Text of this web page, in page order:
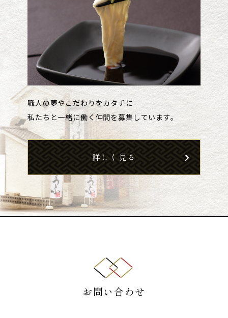
2021.04.30 新店舗オープンのお知らせ more...
2020.12.01 オンラインショップについて more...
2020.10.29 オンラインショップについて more...
2020.08.31 オンラインショップについて more...
2020.08.26 オンラインショップについて more...
お知らせ more...
2020.08.24 メディア情報 more...
職人の夢やこだわりをカタチに
私たちと一緒に働く仲間を募集しています。
詳しく見る
お問い合わせ